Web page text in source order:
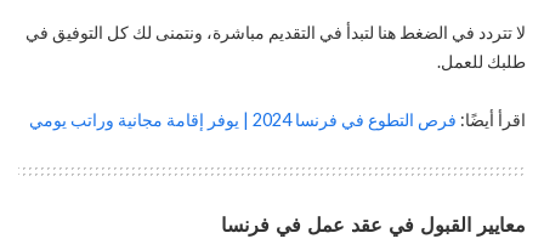
لا تتردد في الضغط هنا لتبدأ في التقديم مباشرة، ونتمنى لك كل التوفيق في
طلبك للعمل.
اقرأ أيضًا: فرص التطوع في فرنسا 2024 | يوفر إقامة مجانية وراتب يومي
معايير القبول في عقد عمل في فرنسا